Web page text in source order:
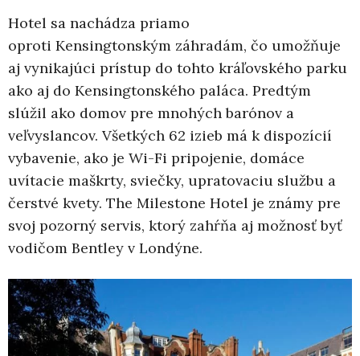
Hotel sa nachádza priamo
oproti Kensingtonským záhradám, čo umožňuje
aj vynikajúci prístup do tohto kráľovského parku
ako aj do Kensingtonského paláca. Predtým
slúžil ako domov pre mnohých barónov a
veľvyslancov. Všetkých 62 izieb má k dispozícií
vybavenie, ako je Wi-Fi pripojenie, domáce
uvítacie maškrty, sviečky, upratovaciu službu a
čerstvé kvety. The Milestone Hotel je známy pre
svoj pozorný servis, ktorý zahŕňa aj možnosť byť
vodičom Bentley v Londýne.